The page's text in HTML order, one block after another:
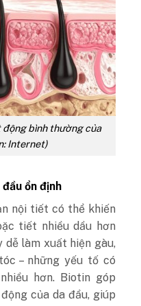
bình thường của
Internet)
ổn định
nội tiết có thể khiến
tiết nhiều dầu hơn
dễ làm xuất hiện gàu,
– những yếu tố có
hơn. Biotin góp
của da đầu, giúp